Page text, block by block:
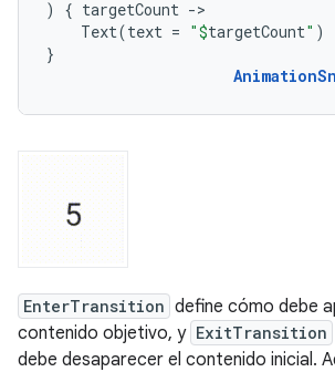
)
{ targetCount -
Text(text = "$targetCount" )
}
EnterTransition define cómo debe
contenido objetivo, y ExitTransition
debe desaparecer el contenido inicial.